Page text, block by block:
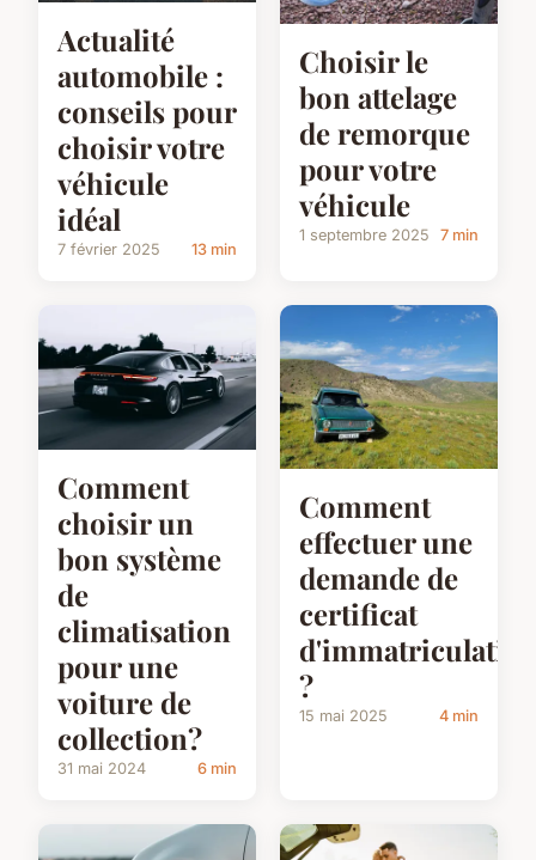
Actualité
automobile :
conseils pour
choisir votre
véhicule
idéal
7 février 2025 13 min
Choisir le
bon attelage
de remorque
pour votre
véhicule
1 septembre 2025 7 min
Comment
choisir un
bon système
de
climatisation
pour une
voiture de
collection?
31 mai 2024 6 min
Comment
effectuer une
demande de
certificat
?
15 mai 2025 4 min